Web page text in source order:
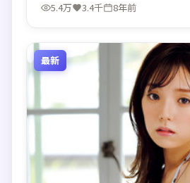
5.4万 3.4千 8年前
最新